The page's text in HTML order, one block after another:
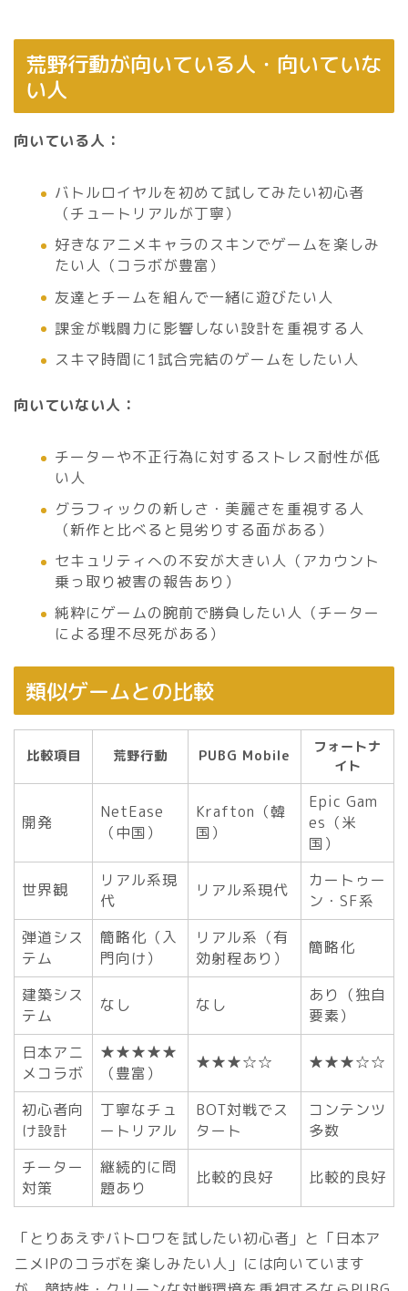
荒野行動が向いている人・向いていな
い人
向いている人：
バトルロイヤルを初めて試してみたい初心者
（チュートリアルが丁寧）
好きなアニメキャラのスキンでゲームを楽しみ
たい人（コラボが豊富）
友達とチームを組んで一緒に遊びたい人
課金が戦闘力に影響しない設計を重視する人
スキマ時間に1試合完結のゲームをしたい人
向いていない人：
チーターや不正行為に対するストレス耐性が低
い人
グラフィックの新しさ・美麗さを重視する人
（新作と比べると見劣りする面がある）
セキュリティへの不安が大きい人（アカウント
乗っ取り被害の報告あり）
純粋にゲームの腕前で勝負したい人（チーター
による理不尽死がある）
類似ゲームとの比較
比較項目 荒野行動 PUBG Mobile
フォートナ
イト
開発
NetEase
（中国）
Krafton（韓
国）
Epic Gam
es（米
国）
世界観
リアル系現
代
リアル系現代
カートゥー
ン・SF系
弾道シス
テム
簡略化（入
門向け）
リアル系（有
効射程あり）
簡略化
建築シス
テム
なし なし
あり（独自
要素）
日本アニ
メコラボ
★★★★★
（豊富）
★★★☆☆ ★★★☆☆
初心者向
け設計
丁寧なチュ
ートリアル
BOT対戦でス
タート
コンテンツ
多数
チーター
対策
継続的に問
題あり
比較的良好 比較的良好
「とりあえずバトロワを試したい初心者」と「日本ア
ニメIPのコラボを楽しみたい人」には向いています